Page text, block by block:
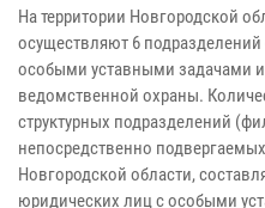
На территории Новгородской
осуществляют 6
особыми уставными задачами
ведомственной охраны.
структурных подразделений
непосредственно
Новгородской области,
юридических лиц с особыми